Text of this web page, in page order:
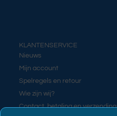
KLANTENSERVICE
Nieuws
Mijn account
Spelregels en retour
Wie zijn wij?
Contact, betaling en verzending